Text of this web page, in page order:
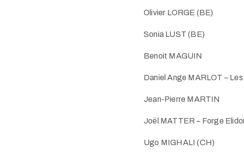
Olivier LORGE (BE)
Sonia LUST (BE)
Benoit MAGUIN
Daniel Ange MARLOT –
Jean-Pierre MARTIN
Joël MATTER – Forge
Ugo MIGHALI (CH)